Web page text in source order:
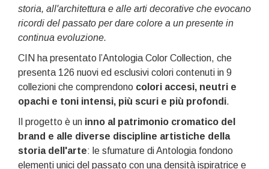
storia, all'architettura e alle arti decorative che evocano
ricordi del passato per dare colore a un presente in
continua evoluzione.
CIN ha presentato l’Antologia Color Collection, che
presenta 126 nuovi ed esclusivi colori contenuti in 9
collezioni che comprendono colori accesi, neutri e
opachi e toni intensi, più scuri e più profondi.
Il progetto è un inno al patrimonio cromatico del
brand e alle diverse discipline artistiche della
storia dell'arte: le sfumature di Antologia fondono
elementi unici del passato con una densità ispiratrice e